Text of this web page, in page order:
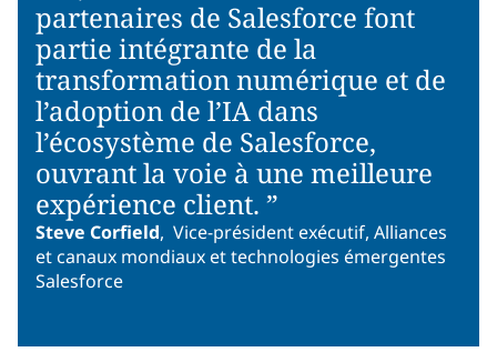
partenaires de Salesforce font
partie intégrante de la
transformation numérique et de
l’adoption de l’IA dans
l’écosystème de Salesforce,
ouvrant la voie à une meilleure
expérience client. ”
Steve Corfield, Vice-président exécutif, Alliances
et canaux mondiaux et technologies émergentes
Salesforce